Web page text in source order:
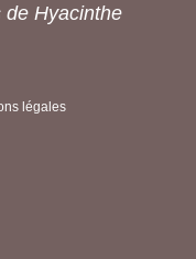
Hyacinthe
légales